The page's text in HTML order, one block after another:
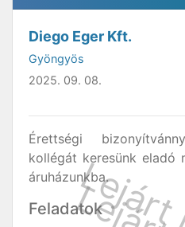
Diego Eger Kft.
Gyöngyös
2025. 09. 08.
Érettségi
kollégát keresünk eladó
áruházunkba.
Feladatok